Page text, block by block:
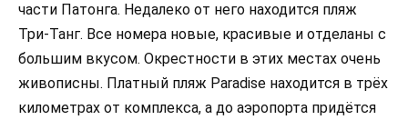
части Патонга. Недалеко от него находится пляж
Три-Танг. Все номера новые, красивые и отделаны с
большим вкусом. Окрестности в этих местах очень
живописны. Платный пляж Paradise находится в трёх
километрах от комплекса, а до аэропорта придётся